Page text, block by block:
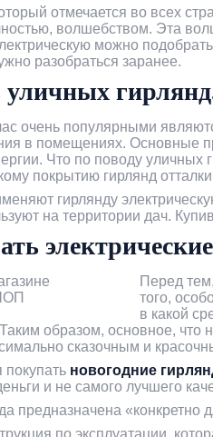
отмечается во всех
волшебством. Эта
можно
разобраться заранее.
очень популярными
в помещениях. Основные
Что по поводу
покрытию гирлянд
гирлянду
на территории дач.
Перед
того,
в какой
образом, основное, что
сказочным и
новогодние
и не самого лучшего
предназначена «конкретно
по эксплуатации,
монтаж
обігрів